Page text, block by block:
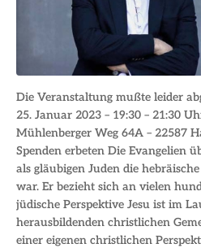
Die Veranstaltung mußte leider
25. Januar 2023 – 19:30 – 21:30
Mühlenberger Weg 64A – 22587
Spenden erbeten Die Evangelien
als gläubigen Juden die
war. Er bezieht sich an vielen
jüdische Perspektive Jesu ist im
herausbildenden christlichen
einer eigenen christlichen